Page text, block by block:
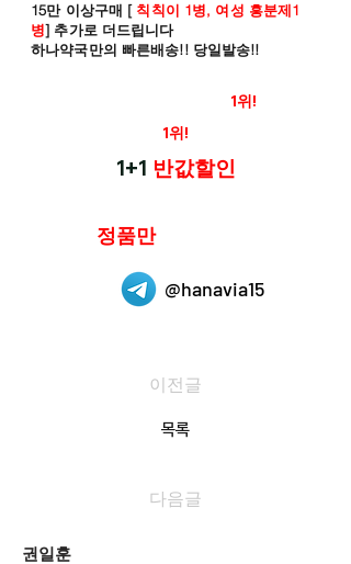
15만 이상구매 [ 칙칙이 1병, 여성 흥분제1
병] 추가로 더드립니다
하나약국만의 빠른배송!! 당일발송!!
1위!
1위!
1+1 반값할인
정품만
@hanavia15
이전글
목록
다음글
권일훈